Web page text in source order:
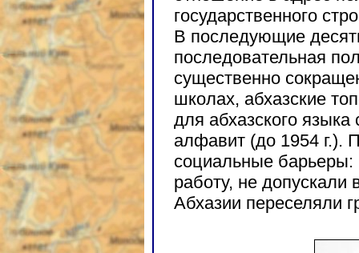
государственного
В последующие
последовательная
существенно
школах, абхазские
для абхазского языка
алфавит (до 1954 г.).
социальные
работу, не допускали
Абхазии переселяли